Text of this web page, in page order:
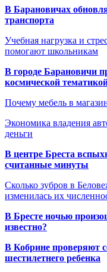
В Барановичах
транспорта
Учебная нагрузка и
помогают школьникам
В городе Барановичи
космической
Почему мебель в
Экономика владения
деньги
В центре Бреста
считанные минуты
Сколько зубров в
изменилась их
В Бресте ночью
известно?
В Кобрине проверяют
шестилетнего ребенка